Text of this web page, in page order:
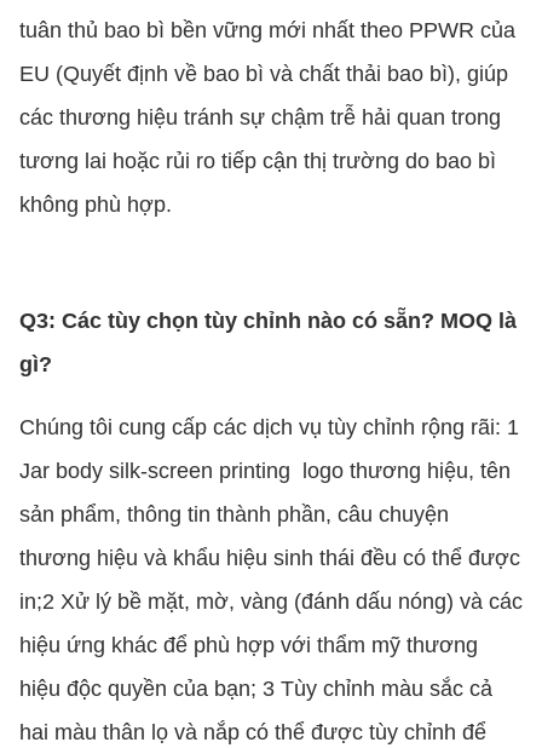
tuân thủ bao bì bền vững mới nhất theo PPWR của
EU (Quyết định về bao bì và chất thải bao bì), giúp
các thương hiệu tránh sự chậm trễ hải quan trong
tương lai hoặc rủi ro tiếp cận thị trường do bao bì
không phù hợp.
Q3: Các tùy chọn tùy chỉnh nào có sẵn? MOQ là
gì?
Chúng tôi cung cấp các dịch vụ tùy chỉnh rộng rãi: 1
Jar body silk-screen printing ️ logo thương hiệu, tên
sản phẩm, thông tin thành phần, câu chuyện
thương hiệu và khẩu hiệu sinh thái đều có thể được
in;2 Xử lý bề mặt, mờ, vàng (đánh dấu nóng) và các
hiệu ứng khác để phù hợp với thẩm mỹ thương
hiệu độc quyền của bạn; 3 Tùy chỉnh màu sắc cả
hai màu thân lọ và nắp có thể được tùy chỉnh để